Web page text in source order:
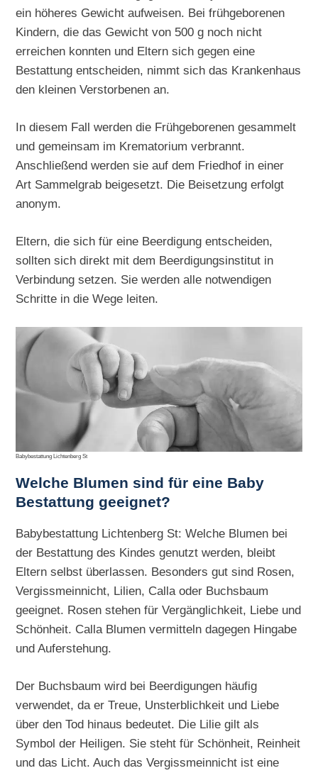
ein höheres Gewicht aufweisen. Bei frühgeborenen
Kindern, die das Gewicht von 500 g noch nicht
erreichen konnten und Eltern sich gegen eine
Bestattung entscheiden, nimmt sich das Krankenhaus
den kleinen Verstorbenen an.
In diesem Fall werden die Frühgeborenen gesammelt
und gemeinsam im Krematorium verbrannt.
Anschließend werden sie auf dem Friedhof in einer
Art Sammelgrab beigesetzt. Die Beisetzung erfolgt
anonym.
Eltern, die sich für eine Beerdigung entscheiden,
sollten sich direkt mit dem Beerdigungsinstitut in
Verbindung setzen. Sie werden alle notwendigen
Schritte in die Wege leiten.
Babybestattung Lichtenberg St
Welche Blumen sind für eine Baby
Bestattung geeignet?
Babybestattung Lichtenberg St: Welche Blumen bei
der Bestattung des Kindes genutzt werden, bleibt
Eltern selbst überlassen. Besonders gut sind Rosen,
Vergissmeinnicht, Lilien, Calla oder Buchsbaum
geeignet. Rosen stehen für Vergänglichkeit, Liebe und
Schönheit. Calla Blumen vermitteln dagegen Hingabe
und Auferstehung.
Der Buchsbaum wird bei Beerdigungen häufig
verwendet, da er Treue, Unsterblichkeit und Liebe
über den Tod hinaus bedeutet. Die Lilie gilt als
Symbol der Heiligen. Sie steht für Schönheit, Reinheit
und das Licht. Auch das Vergissmeinnicht ist eine